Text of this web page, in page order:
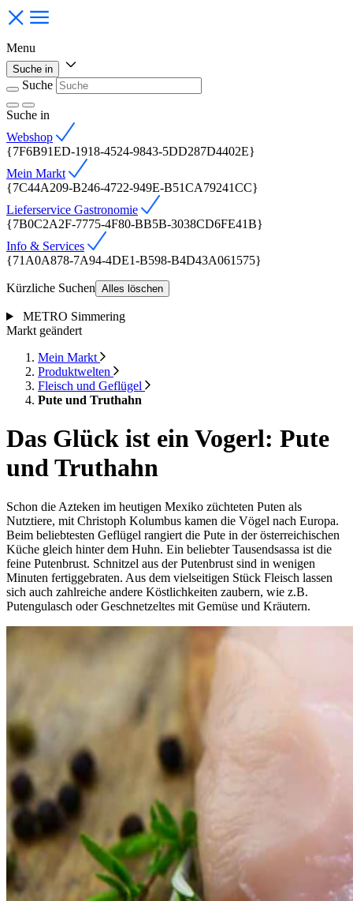
Menu
Suche in
Suche
Suche in
Webshop
{7F6B91ED-1918-4524-9843-5DD287D4402E}
Mein Markt
{7C44A209-B246-4722-949E-B51CA79241CC}
Lieferservice Gastronomie
{7B0C2A2F-7775-4F80-BB5B-3038CD6FE41B}
Info & Services
{71A0A878-7A94-4DE1-B598-B4D43A061575}
Kürzliche Suchen Alles löschen
METRO Simmering
Markt geändert
Mein Markt
Produktwelten
Fleisch und Geflügel
Pute und Truthahn
Das Glück ist ein Vogerl: Pute
und Truthahn
Schon die Azteken im heutigen Mexiko züchteten Puten als
Nutztiere, mit Christoph Kolumbus kamen die Vögel nach Europa.
Beim beliebtesten Geflügel rangiert die Pute in der österreichischen
Küche gleich hinter dem Huhn. Ein beliebter Tausendsassa ist die
feine Putenbrust. Schnitzel aus der Putenbrust sind in wenigen
Minuten fertiggebraten. Aus dem vielseitigen Stück Fleisch lassen
sich auch zahlreiche andere Köstlichkeiten zaubern, wie z.B.
Putengulasch oder Geschnetzeltes mit Gemüse und Kräutern.